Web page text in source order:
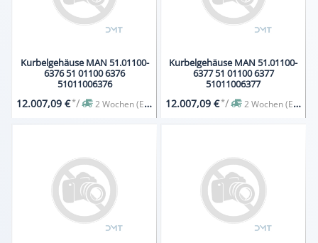
Kurbelgehäuse MAN 51.01100-
6376 51 01100 6376
51011006376
12.007,09 €*/ 2 Wochen (Expresslieferung auf Anfrage)
Kurbelgehäuse MAN 51.01100-
6377 51 01100 6377
51011006377
12.007,09 €*/ 2 Wochen (Expresslieferung auf Anfrage)